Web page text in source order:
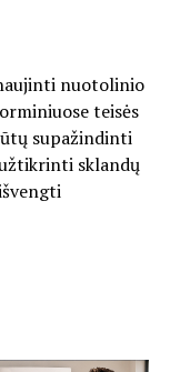
nuotolinio
teisės
supažindinti
sklandų